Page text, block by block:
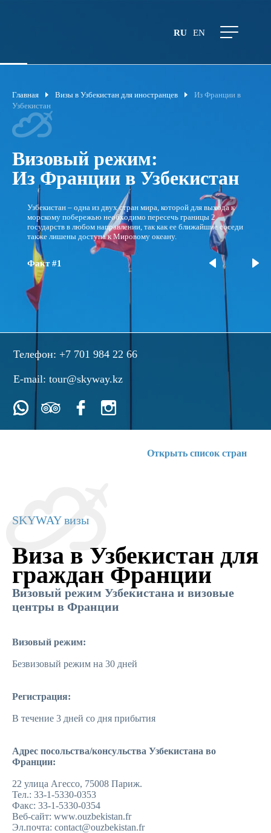
RU EN
Главная Визы в Узбекистан для иностранцев
Из Франции в
Узбекистан
Визовый режим:
Из Франции в Узбекистан
Узбекистан – одна из двух стран мира, которой для выхода к
морскому побережью необходимо пересечь границы 2
государств в любом направлении, так как ее ближайшие соседи
также лишены доступа к Мировому океану.
Факт #1
Телефон: +7 701 984 22 66
E-mail:tour@skyway.kz
Открыть список стран
SKYWAY визы
Виза в Узбекистан для
граждан Франции
Визовый режим Узбекистана и визовые
центры в Франции
Визовый режим:
Безвизовый режим на 30 дней
Регистрация:
В течение 3 дней со дня прибытия
Адрес посольства/консульства Узбекистана во
Франции:
22 улица Агессо, 75008 Париж.
Тел.: 33-1-5330-0353
Факс: 33-1-5330-0354
Веб-сайт: www.ouzbekistan.fr
Эл.почта: contact@ouzbekistan.fr